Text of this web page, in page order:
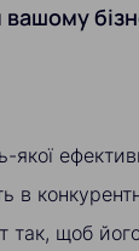
вашому
в
так, щоб